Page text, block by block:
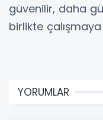
güvenilir, daha
birlikte
YORUMLAR